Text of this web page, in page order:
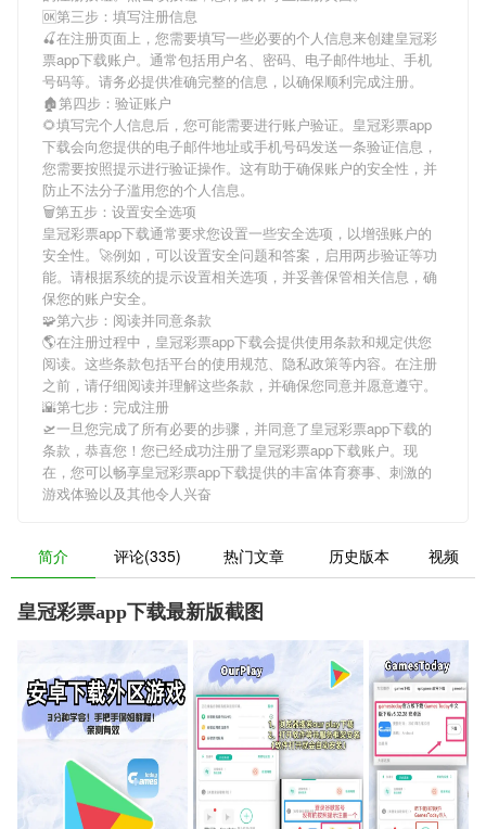
🆗第三步：填写注册信息
🍒在注册页面上，您需要填写一些必要的个人信息来创建皇冠彩
票app下载账户。通常包括用户名、密码、电子邮件地址、手机
号码等。请务必提供准确完整的信息，以确保顺利完成注册。
🏚第四步：验证账户
🌻填写完个人信息后，您可能需要进行账户验证。 皇冠彩票app
下载会向您提供的电子邮件地址或手机号码发送一条验证信息，
您需要按照提示进行验证操作。这有助于确保账户的安全性，并
防止不法分子滥用您的个人信息。
🗑第五步：设置安全选项
皇冠彩票app下载通常要求您设置一些安全选项，以增强账户的
安全性。🚀例如，可以设置安全问题和答案，启用两步验证等功
能。请根据系统的提示设置相关选项，并妥善保管相关信息，确
保您的账户安全。
🧩第六步：阅读并同意条款
🌎在注册过程中， 皇冠彩票app下载会提供使用条款和规定供您
阅读。这些条款包括平台的使用规范、隐私政策等内容。在注册
之前，请仔细阅读并理解这些条款，并确保您同意并愿意遵守。
🌇第七步：完成注册
🛫一旦您完成了所有必要的步骤，并同意了皇冠彩票app下载的
条款，恭喜您！您已经成功注册了皇冠彩票app下载账户。现
在，您可以畅享皇冠彩票app下载提供的丰富体育赛事、刺激的
游戏体验以及其他令人兴奋
简介 评论(335) 热门文章 历史版本 视频
皇冠彩票app下载最新版截图